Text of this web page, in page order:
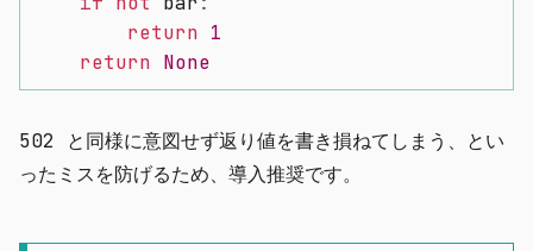
return 1
return None
502 と同様に意図せず返り値を書き損ねてしまう、とい
ったミスを防げるため、導入推奨です。